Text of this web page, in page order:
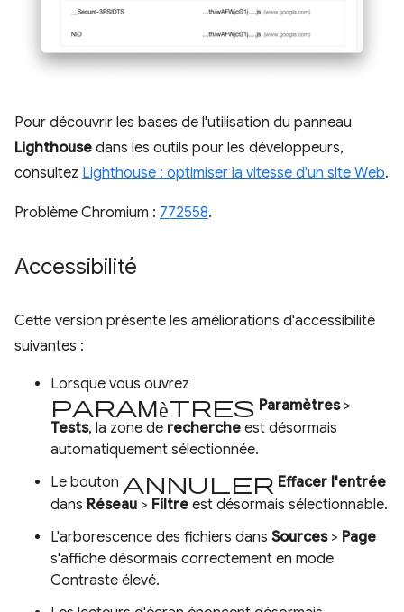
Pour découvrir les bases de l'utilisation du panneau
Lighthouse dans les outils pour les développeurs,
consultez Lighthouse : optimiser la vitesse d'un site Web.
Problème Chromium : 772558.
Accessibilité
Cette version présente les améliorations d'accessibilité
suivantes :
Lorsque vous ouvrez
Paramètres Paramètres>
Tests, la zone de recherche est désormais
automatiquement sélectionnée.
Le bouton Annuler Effacer l'entrée
dans Réseau > Filtre est désormais sélectionnable.
L'arborescence des fichiers dans Sources> Page
s'affiche désormais correctement en mode
Contraste élevé.